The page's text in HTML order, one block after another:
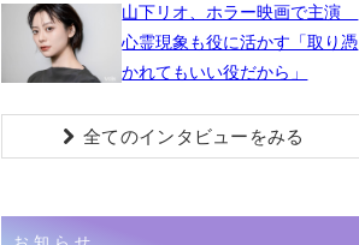
山下リオ、ホラー映画で主演
心霊現象も役に活かす「取り憑
かれてもいい役だから」
全てのインタビューをみる